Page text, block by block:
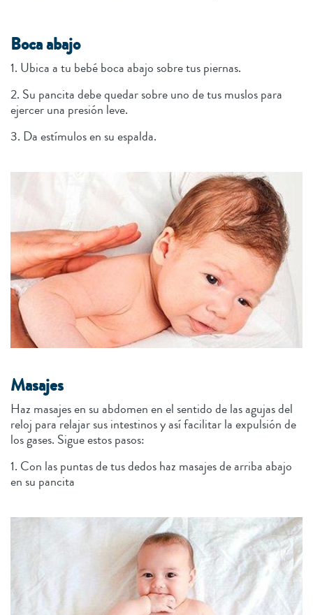
Boca abajo
1. Ubica a tu bebé boca abajo sobre tus piernas.
2. Su pancita debe quedar sobre uno de tus muslos para
ejercer una presión leve.
3. Da estímulos en su espalda.
Masajes
Haz masajes en su abdomen en el sentido de las agujas del
reloj para relajar sus intestinos y así facilitar la expulsión de
los gases. Sigue estos pasos:
1. Con las puntas de tus dedos haz masajes de arriba abajo
en su pancita